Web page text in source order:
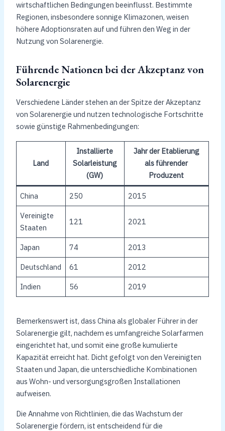
wirtschaftlichen Bedingungen beeinflusst. Bestimmte
Regionen, insbesondere sonnige Klimazonen, weisen
höhere Adoptionsraten auf und führen den Weg in der
Nutzung von Solarenergie.
Führende Nationen bei der Akzeptanz von
Solarenergie
Verschiedene Länder stehen an der Spitze der Akzeptanz
von Solarenergie und nutzen technologische Fortschritte
sowie günstige Rahmenbedingungen:
Land
Installierte
Solarleistung
(GW)
Jahr der Etablierung
als führender
Produzent
China 250 2015
Vereinigte
Staaten
121 2021
Japan 74 2013
Deutschland 61 2012
Indien 56 2019
Bemerkenswert ist, dass China als globaler Führer in der
Solarenergie gilt, nachdem es umfangreiche Solarfarmen
eingerichtet hat, und somit eine große kumulierte
Kapazität erreicht hat. Dicht gefolgt von den Vereinigten
Staaten und Japan, die unterschiedliche Kombinationen
aus Wohn- und versorgungsgroßen Installationen
aufweisen.
Die Annahme von Richtlinien, die das Wachstum der
Solarenergie fördern, ist entscheidend für die